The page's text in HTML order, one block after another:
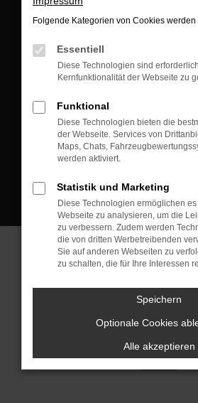
Postadresse:
Kontakt:
Tel.: +49 3745 760
Fax: +49 3745 760
Mail: fj@jakob-
Cookie
© 2026 Jakob Trading GmbH |
Neustadt/Vogtland | fj@jakob-trading.com |
Folgende Kategorien von Cookies
Essentiell
Diese Technologien sind
Kernfunktionalität der Webseite zu
Funktional
Diese Technologien bieten die
der Webseite. Services von
Maps, Chats,
werden aktiviert.
Statistik und Marketing
Diese Technologien ermöglichen
Webseite zu analysieren, um die
zu verbessern. Zudem werden
die von dritten Werbetreibenden
Sie auf anderen Webseiten zu
zu schalten, die für Ihre Interessen
Speichern
Optionale Cookies
Alle akzeptieren